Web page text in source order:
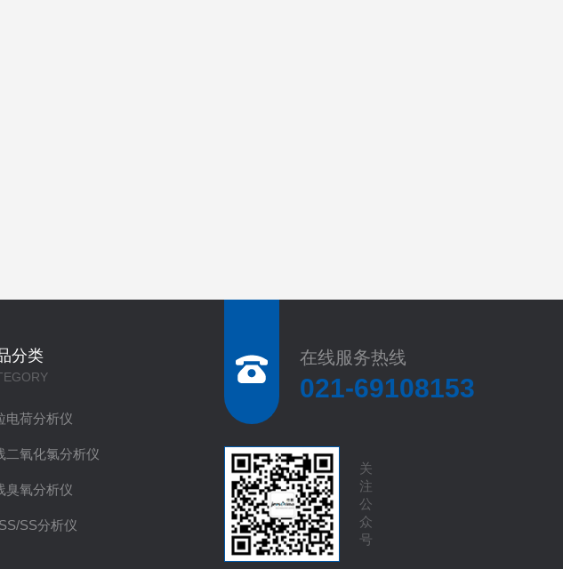
分类
电荷分析仪
二氧化氯分析仪
臭氧分析仪
SS分析仪
在线服务热线
021-69108153
关
注
公
众
号